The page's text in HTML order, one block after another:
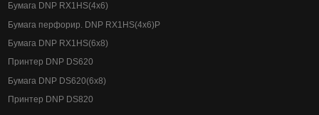
Бумага DNP RX1HS(4x6)
Бумага перфорир. DNP RX1HS(4x6)P
Бумага DNP RX1HS(6x8)
Принтер DNP DS620
Бумага DNP DS620(6x8)
Принтер DNP DS820